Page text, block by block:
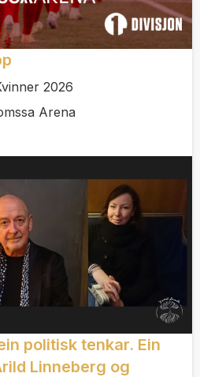
2026
Arena
politisk tenkar. Ein
Linneberg og